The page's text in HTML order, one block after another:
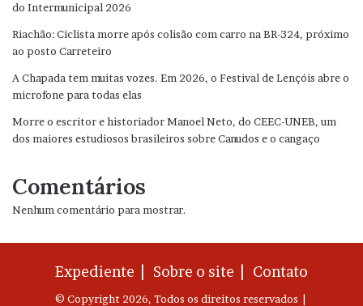
do Intermunicipal 2026
Riachão: Ciclista morre após colisão com carro na BR-324, próximo
ao posto Carreteiro
A Chapada tem muitas vozes. Em 2026, o Festival de Lençóis abre o
microfone para todas elas
Morre o escritor e historiador Manoel Neto, do CEEC-UNEB, um
dos maiores estudiosos brasileiros sobre Canudos e o cangaço
Comentários
Nenhum comentário para mostrar.
Expediente | Sobre o site | Contato
© Copyright 2026, Todos os direitos reservados |